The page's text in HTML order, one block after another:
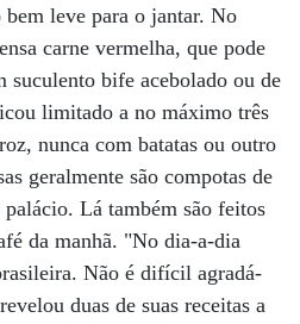
leve para o jantar. No
carne vermelha, que pode
suculento bife acebolado ou de
limitado a no máximo três
nunca com batatas ou outro
geralmente são compotas de
Lá também são feitos
da manhã. "No dia-a-dia
Não é difícil agradá-
duas de suas receitas a